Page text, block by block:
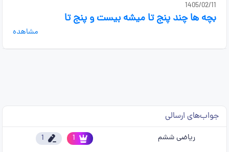
1405/02/11
بچه ها چند پنج تا میشه بیست و پنج تا
مشاهده
جواب‌های ارسالی
ریاضی ششم 1
1